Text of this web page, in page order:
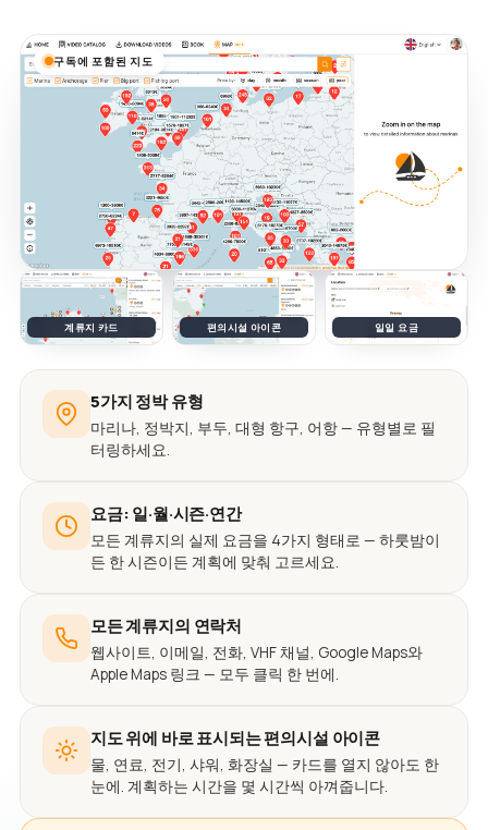
구독에 포함된 지도
계류지 카드 편의시설 아이콘 일일 요금
5가지 정박 유형
마리나, 정박지, 부두, 대형 항구, 어항 — 유형별로 필
터링하세요.
요금: 일·월·시즌·연간
모든 계류지의 실제 요금을 4가지 형태로 — 하룻밤이
든 한 시즌이든 계획에 맞춰 고르세요.
모든 계류지의 연락처
웹사이트, 이메일, 전화, VHF 채널, Google Maps와
Apple Maps 링크 — 모두 클릭 한 번에.
지도 위에 바로 표시되는 편의시설 아이콘
물, 연료, 전기, 샤워, 화장실 — 카드를 열지 않아도 한
눈에. 계획하는 시간을 몇 시간씩 아껴줍니다.